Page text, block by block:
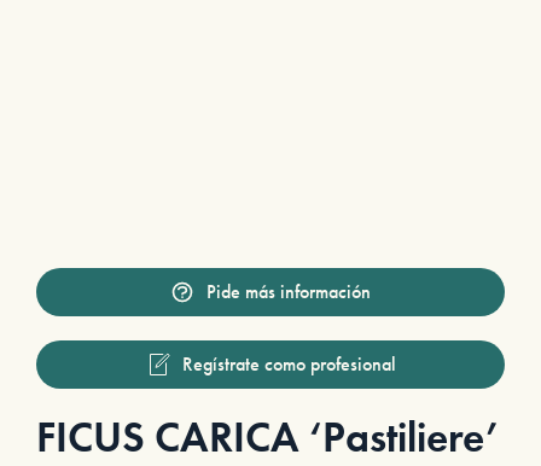
Pide más información
Regístrate como profesional
FICUS CARICA ‘Pastiliere’